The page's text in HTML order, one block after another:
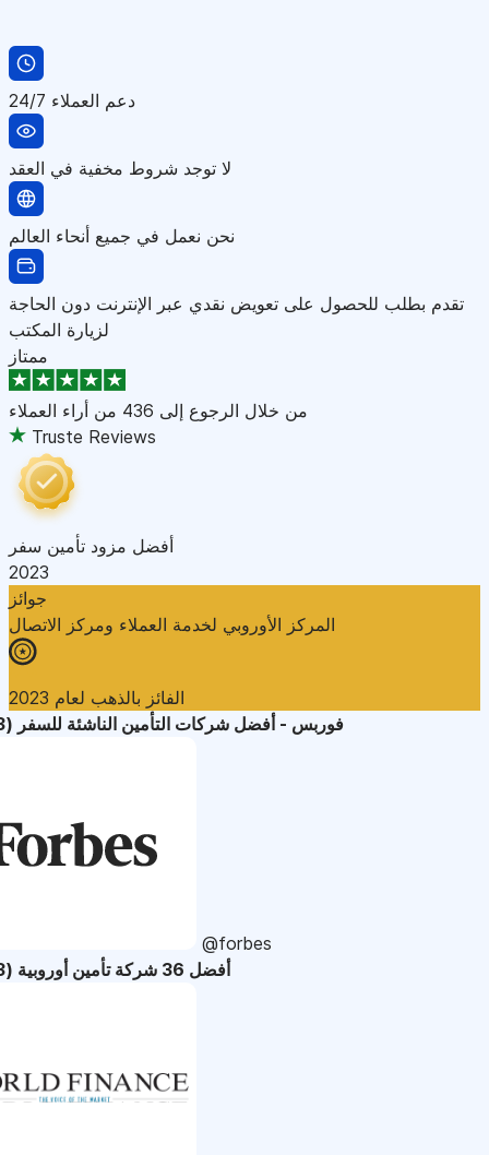
دعم العملاء 24/7
لا توجد شروط مخفية في العقد
نحن نعمل في جميع أنحاء العالم
تقدم بطلب للحصول على تعويض نقدي عبر الإنترنت دون الحاجة
لزيارة المكتب
ممتاز
من خلال الرجوع إلى 436 من أراء العملاء
Truste Reviews
أفضل مزود تأمين سفر
2023
جوائز
المركز الأوروبي لخدمة العملاء ومركز الاتصال
الفائز بالذهب لعام 2023
فوربس - أفضل شركات التأمين الناشئة للسفر (2023)
@forbes
أفضل 36 شركة تأمين أوروبية (2023)